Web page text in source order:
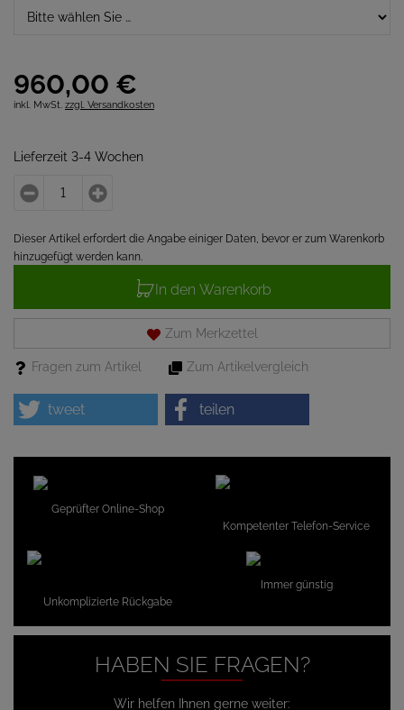
960,00 €
inkl. MwSt. zzgl. Versandkosten
Lieferzeit 3-4 Wochen
Dieser Artikel erfordert die Angabe einiger Daten, bevor er zum Warenkorb
hinzugefügt werden kann.
In den Warenkorb
Zum Merkzettel
Fragen zum Artikel Zum Artikelvergleich
tweet teilen
Geprüfter Online-Shop
Kompetenter Telefon-Service
Unkomplizierte Rückgabe
Immer günstig
HABEN SIE FRAGEN?
Wir helfen Ihnen gerne weiter: